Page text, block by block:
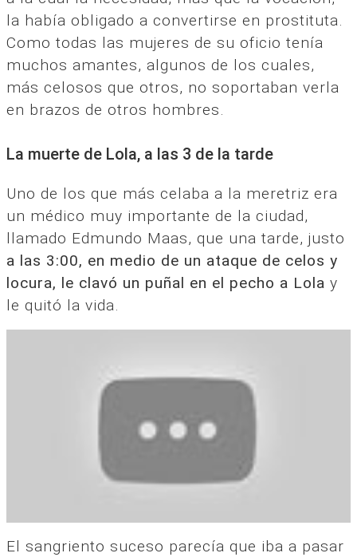
la había obligado a convertirse en prostituta.
Como todas las mujeres de su oficio tenía
muchos amantes, algunos de los cuales,
más celosos que otros, no soportaban verla
en brazos de otros hombres.
La muerte de Lola, a las 3 de la tarde
Uno de los que más celaba a la meretriz era
un médico muy importante de la ciudad,
llamado Edmundo Maas, que una tarde, justo
a las 3:00, en medio de un ataque de celos y
locura, le clavó un puñal en el pecho a Lola y
le quitó la vida.
El sangriento suceso parecía que iba a pasar